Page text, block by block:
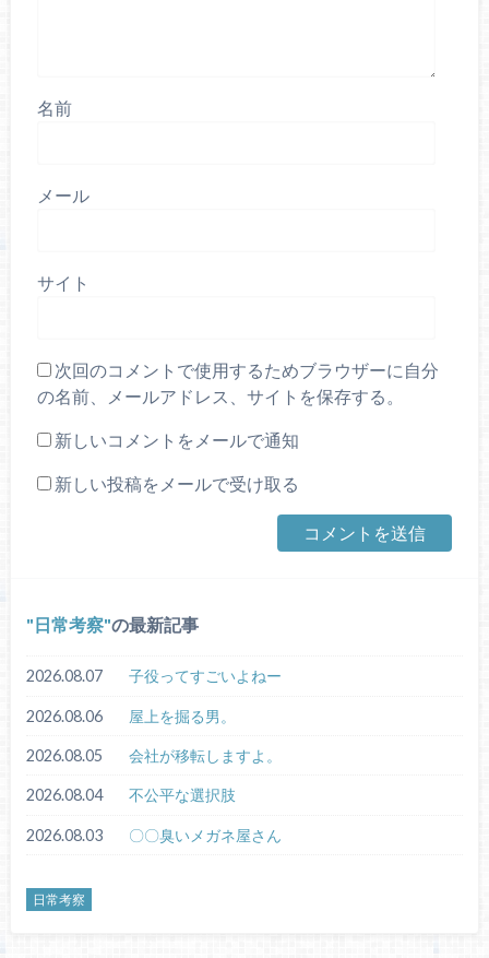
名前
メール
サイト
次回のコメントで使用するためブラウザーに自分
の名前、メールアドレス、サイトを保存する。
新しいコメントをメールで通知
新しい投稿をメールで受け取る
日常考察 の最新記事
2026.08.07 子役ってすごいよねー
2026.08.06 屋上を掘る男。
2026.08.05 会社が移転しますよ。
2026.08.04 不公平な選択肢
2026.08.03 〇〇臭いメガネ屋さん
日常考察